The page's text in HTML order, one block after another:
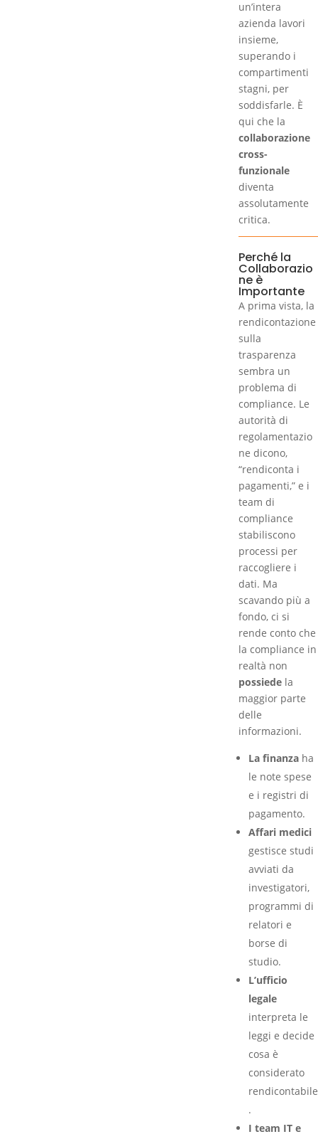
un’intera
azienda lavori
insieme,
superando i
compartimenti
stagni, per
soddisfarle. È
qui che la
collaborazione
cross-
funzionale
diventa
assolutamente
critica.
Perché la
Collaborazio
ne è
Importante
A prima vista, la
rendicontazione
sulla
trasparenza
sembra un
problema di
compliance. Le
autorità di
regolamentazio
ne dicono,
“rendiconta i
pagamenti,” e i
team di
compliance
stabiliscono
processi per
raccogliere i
dati. Ma
scavando più a
fondo, ci si
rende conto che
la compliance in
realtà non
possiede la
maggior parte
delle
informazioni.
La finanza ha
le note spese
e i registri di
pagamento.
Affari medici
gestisce studi
avviati da
investigatori,
programmi di
relatori e
borse di
studio.
L’ufficio
legale
interpreta le
leggi e decide
cosa è
considerato
rendicontabile
.
I team IT e